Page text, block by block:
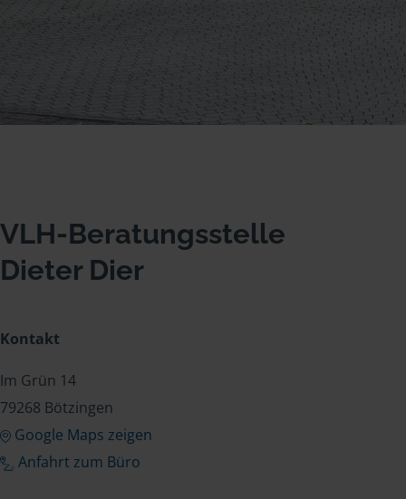
VLH-Beratungsstelle
Dieter Dier
Kontakt
Im Grün 14
79268 Bötzingen
Google Maps zeigen
Anfahrt zum Büro